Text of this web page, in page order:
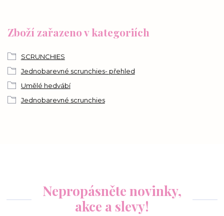
Zboží zařazeno v kategoriích
SCRUNCHIES
Jednobarevné scrunchies- přehled
Umělé hedvábí
Jednobarevné scrunchies
Nepropásněte novinky,
akce a slevy!